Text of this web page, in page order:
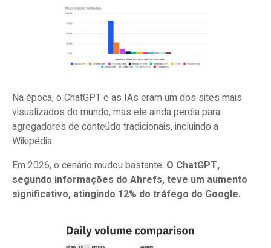
Na época, o ChatGPT e as IAs eram um dos sites mais
visualizados do mundo, mas ele ainda perdia para
agregadores de conteúdo tradicionais, incluindo a
Wikipédia.
Em 2026, o cenário mudou bastante. O ChatGPT,
segundo informações do Ahrefs, teve um aumento
significativo, atingindo 12% do tráfego do Google.